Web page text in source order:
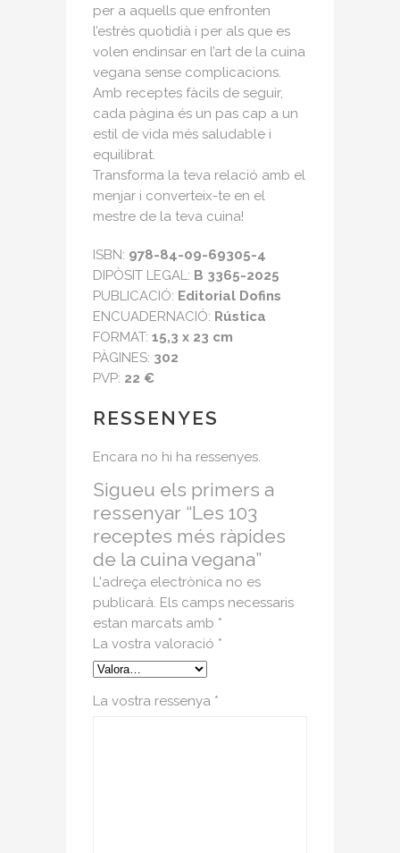
per a aquells que enfronten
l’estrès quotidià i per als que es
volen endinsar en l’art de la cuina
vegana sense complicacions.
Amb receptes fàcils de seguir,
cada pàgina és un pas cap a un
estil de vida més saludable i
equilibrat.
Transforma la teva relació amb el
menjar i converteix-te en el
mestre de la teva cuina!
ISBN: 978-84-09-69305-4
DIPÒSIT LEGAL: B 3365-2025
PUBLICACIÓ: Editorial Dofins
ENCUADERNACIÓ: Rústica
FORMAT: 15,3 x 23 cm
PÀGINES: 302
PVP: 22 €
RESSENYES
Encara no hi ha ressenyes.
Sigueu els primers a
ressenyar “Les 103
receptes més ràpides
de la cuina vegana”
L'adreça electrònica no es
publicarà. Els camps necessaris
estan marcats amb *
La vostra valoració *
La vostra ressenya *